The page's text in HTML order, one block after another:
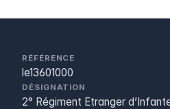
RÉFÉRENCE
le13601000
DÉSIGNATION
2° Régiment Etranger